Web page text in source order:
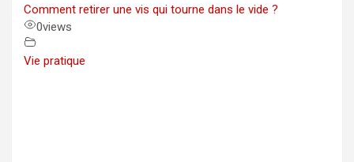
Comment retirer une vis qui tourne dans le vide ?
0views
Vie pratique